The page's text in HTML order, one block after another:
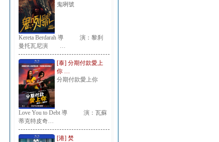
鬼咧號
Kereta Berdarah 導 演：黎刹
曼托瓦尼演 …
[泰] 分期付款愛上
你 …
分期付款愛上你
Love You to Debt 導 演：瓦蘇
蒂克特皮奇…
[港] 焚